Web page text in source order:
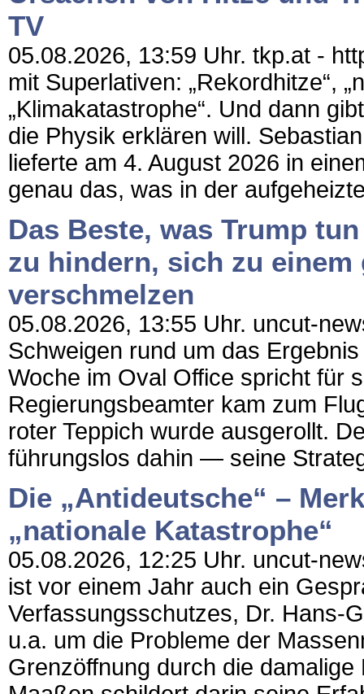
TV
05.08.2026, 13:59 Uhr. tkp.at -
mit Superlativen: „Rekordhitze“,
„Klimakatastrophe“. Und dann
die Physik erklären will.
lieferte am 4. August 2026 in
genau das, was in der
Das Beste, was Trump
zu hindern, sich zu
verschmelzen
05.08.2026, 13:55 Uhr. uncut-
Schweigen rund um das
Woche im Oval Office spricht für
Regierungsbeamter kam zum
roter Teppich wurde ausgerollt.
führungslos dahin — seine
Die „Antideutsche“ –
„nationale Katastrophe“
05.08.2026, 12:25 Uhr. uncut-
ist vor einem Jahr auch ein
Verfassungsschutzes, Dr. Hans-
u.a. um die Probleme der
Grenzöffnung durch die